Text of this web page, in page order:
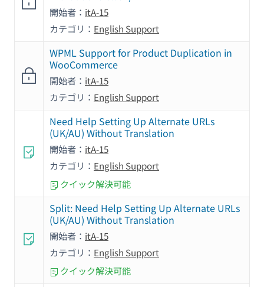
開始者： itA-15
カテゴリ： English Support
WPML Support for Product Duplication in
WooCommerce
開始者： itA-15
カテゴリ： English Support
Need Help Setting Up Alternate URLs
(UK/AU) Without Translation
開始者： itA-15
カテゴリ： English Support
クイック解決可能
Split: Need Help Setting Up Alternate URLs
(UK/AU) Without Translation
開始者： itA-15
カテゴリ： English Support
クイック解決可能